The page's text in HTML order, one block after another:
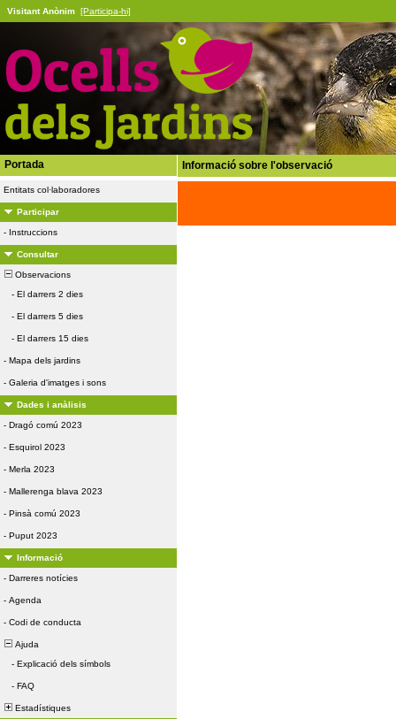
Visitant Anònim [Participa-hi]
Portada
Entitats col·laboradores
Participar
- Instruccions
Consultar
Observacions
- El darrers 2 dies
- El darrers 5 dies
- El darrers 15 dies
- Mapa dels jardins
- Galeria d'imatges i sons
Dades i anàlisis
- Dragó comú 2023
- Esquirol 2023
- Merla 2023
- Mallerenga blava 2023
- Pinsà comú 2023
- Puput 2023
Informació
- Darreres notícies
- Agenda
- Codi de conducta
Ajuda
- Explicació dels símbols
- FAQ
Estadístiques
Informació sobre l'observació